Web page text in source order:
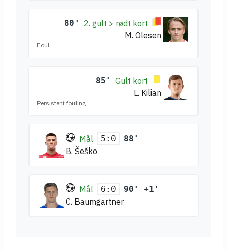
80'
2. gult > rødt kort
M. Olesen
Foul
85'
Gult kort
L. Kilian
Persistent fouling
Mål 5:0 88'
B. Šeško
Mål 6:0 90' +1'
C. Baumgartner